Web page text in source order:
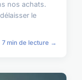
nos achats.
le
7 min de lecture →